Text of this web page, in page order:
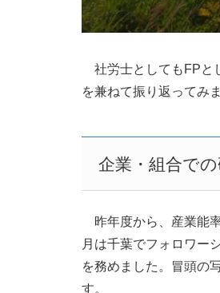
社労士としてもFPと
を兼ねて振り返ってみま
企業・組合で
昨年度から、産業能
月は千葉でフォロワー
を務めました。冒頭の
す。